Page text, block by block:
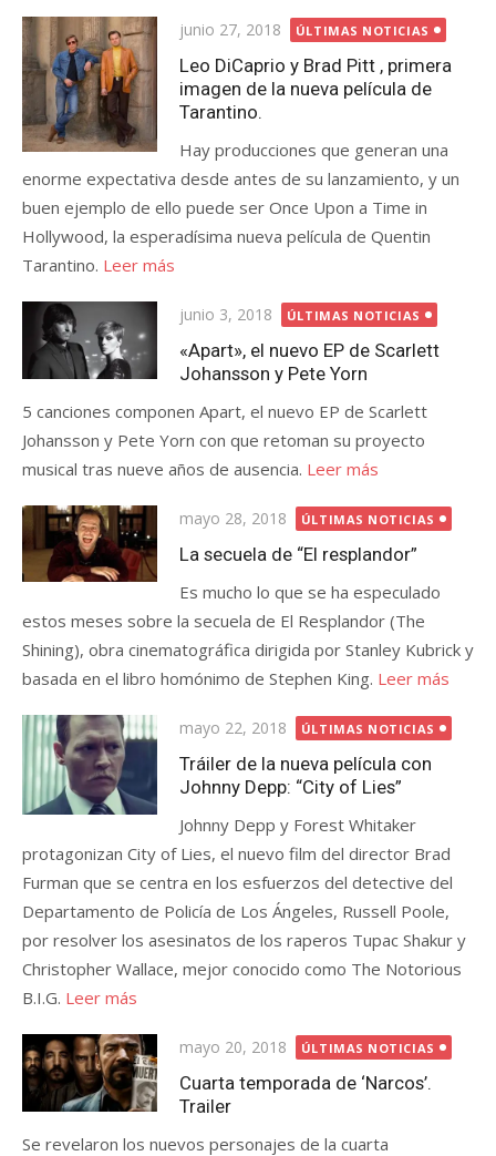
Publicada
el
junio 27, 2018 ÚLTIMAS NOTICIAS
Leo DiCaprio y Brad Pitt , primera
imagen de la nueva película de
Tarantino.
Hay producciones que generan una
enorme expectativa desde antes de su lanzamiento, y un
buen ejemplo de ello puede ser Once Upon a Time in
Hollywood, la esperadísima nueva película de Quentin
Tarantino. Leer más
Publicada
junio 3, 2018 ÚLTIMAS NOTICIAS
«Apart», el nuevo EP de Scarlett
Johansson y Pete Yorn
5 canciones componen Apart, el nuevo EP de Scarlett
Johansson y Pete Yorn con que retoman su proyecto
musical tras nueve años de ausencia. Leer más
Publicada
el
mayo 28, 2018 ÚLTIMAS NOTICIAS
La secuela de “El resplandor”
Es mucho lo que se ha especulado
estos meses sobre la secuela de El Resplandor (The
Shining), obra cinematográfica dirigida por Stanley Kubrick y
basada en el libro homónimo de Stephen King. Leer más
Publicada
el
mayo 22, 2018 ÚLTIMAS NOTICIAS
Tráiler de la nueva película con
Johnny Depp: “City of Lies”
Johnny Depp y Forest Whitaker
protagonizan City of Lies, el nuevo film del director Brad
Furman que se centra en los esfuerzos del detective del
Departamento de Policía de Los Ángeles, Russell Poole,
por resolver los asesinatos de los raperos Tupac Shakur y
Christopher Wallace, mejor conocido como The Notorious
B.I.G. Leer más
Publicada
el
mayo 20, 2018 ÚLTIMAS NOTICIAS
Cuarta temporada de ‘Narcos’.
Trailer
Se revelaron los nuevos personajes de la cuarta